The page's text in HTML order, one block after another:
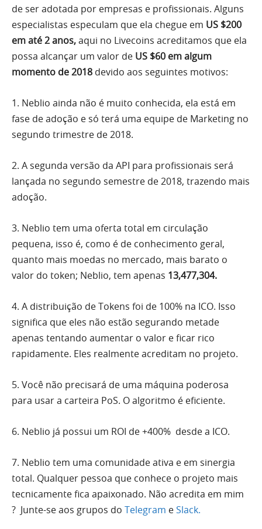
de ser adotada por empresas e profissionais. Alguns
especialistas especulam que ela chegue em US $200
em até 2 anos,aqui no Livecoins acreditamos que ela
possa alcançar um valor de US $60 em algum
momento de 2018 devido aos seguintes motivos:
1. Neblio ainda não é muito conhecida, ela está em
fase de adoção e só terá uma equipe de Marketing no
segundo trimestre de 2018.
2. A segunda versão da API para profissionais será
lançada no segundo semestre de 2018, trazendo mais
adoção.
3. Neblio tem uma oferta total em circulação
pequena, isso é, como é de conhecimento geral,
quanto mais moedas no mercado, mais barato o
valor do token; Neblio, tem apenas 13,477,304.
4. A distribuição de Tokens foi de 100% na ICO. Isso
significa que eles não estão segurando metade
apenas tentando aumentar o valor e ficar rico
rapidamente. Eles realmente acreditam no projeto.
5. Você não precisará de uma máquina poderosa
para usar a carteira PoS. O algoritmo é eficiente.
6. Neblio já possui um ROI de +400% desde a ICO.
7. Neblio tem uma comunidade ativa e em sinergia
total. Qualquer pessoa que conhece o projeto mais
tecnicamente fica apaixonado. Não acredita em mim
? Junte-se aos grupos do Telegram eSlack.